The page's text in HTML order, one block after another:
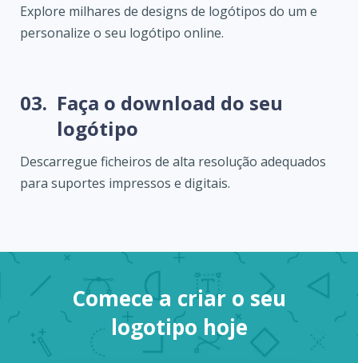
Explore milhares de designs de logótipos do um e
personalize o seu logótipo online.
03. Faça o download do seu
logótipo
Descarregue ficheiros de alta resolução adequados
para suportes impressos e digitais.
Comece a criar o seu
logotipo hoje